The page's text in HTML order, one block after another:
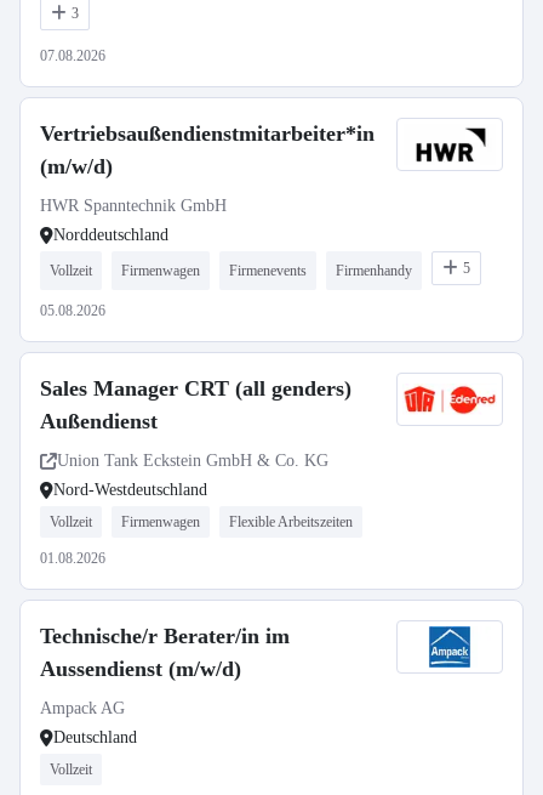
3
07.08.2026
Vertriebsaußendienstmitarbeiter*in
(m/w/d)
HWR Spanntechnik GmbH
Norddeutschland
Vollzeit Firmenwagen Firmenevents Firmenhandy 5
05.08.2026
Sales Manager CRT (all genders)
Außendienst
Union Tank Eckstein GmbH & Co. KG
Nord-Westdeutschland
Vollzeit Firmenwagen Flexible Arbeitszeiten
01.08.2026
Technische/r Berater/in im
Aussendienst (m/w/d)
Ampack AG
Deutschland
Vollzeit